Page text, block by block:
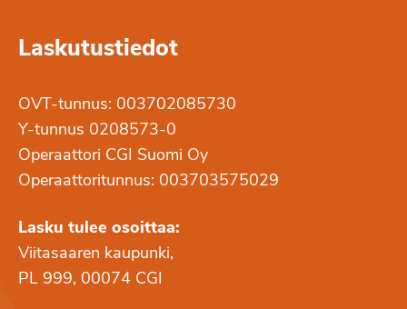
Laskutustiedot
OVT-tunnus: 003702085730
Y-tunnus 0208573-0
Operaattori CGI Suomi Oy
Operaattoritunnus: 003703575029
Lasku tulee osoittaa:
Viitasaaren kaupunki,
PL 999, 00074 CGI